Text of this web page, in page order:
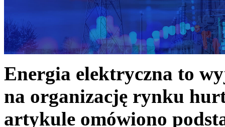
Energia elektryczna to
na organizację rynku
artykule omówiono